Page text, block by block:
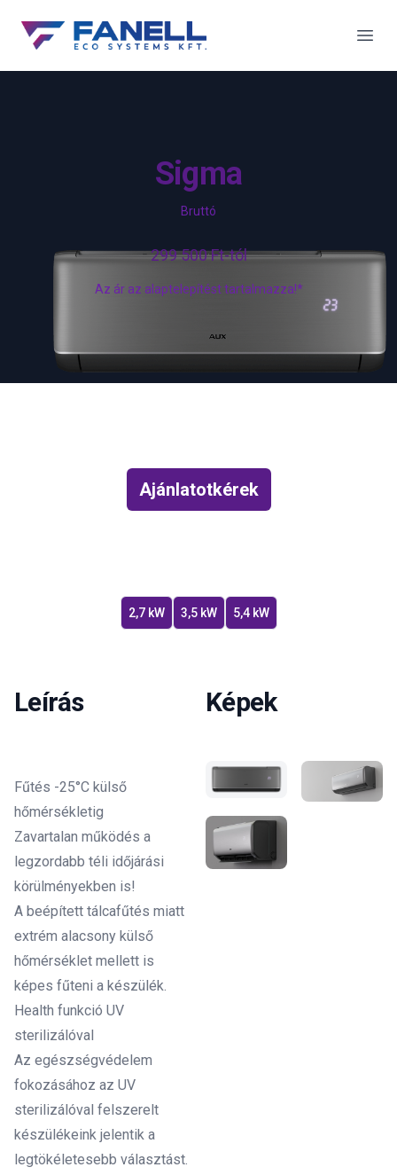
Fanell Eco System
Sigma
Bruttó
299 500 Ft-tól
Az ár az alaptelepítést tartalmazza!*
Ajánlatotkérek
2,7 kW 3,5 kW 5,4 kW
Leírás
Fűtés -25°C külső
hőmérsékletig
Zavartalan működés a
legzordabb téli időjárási
körülményekben is!
A beépített tálcafűtés miatt
extrém alacsony külső
hőmérséklet mellett is
képes fűteni a készülék.
Health funkció UV
sterilizálóval
Az egészségvédelem
fokozásához az UV
sterilizálóval felszerelt
készülékeink jelentik a
legtökéletesebb választást.
Képek